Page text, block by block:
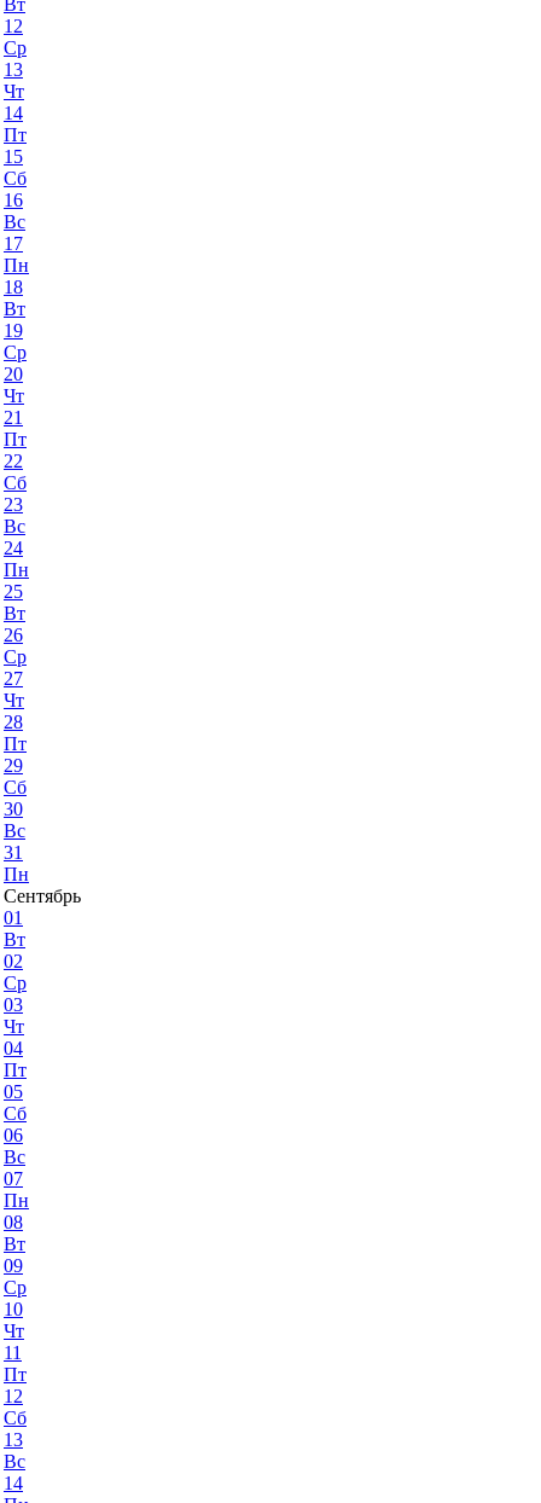
12
Ср
13
Чт
14
Пт
15
Сб
16
Вс
17
Пн
18
Вт
19
Ср
20
Чт
21
Пт
22
Сб
23
Вс
24
Пн
25
Вт
26
Ср
27
Чт
28
Пт
29
Сб
30
Вс
31
Пн
Сентябрь
01
Вт
02
Ср
03
Чт
04
Пт
05
Сб
06
Вс
07
Пн
08
Вт
09
Ср
10
Чт
11
Пт
12
Сб
13
Вс
14